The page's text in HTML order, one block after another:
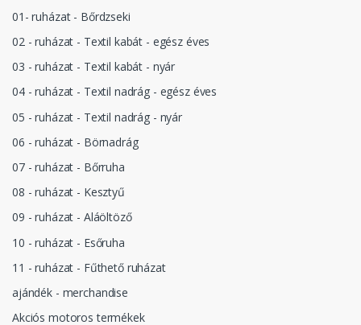
01- ruházat - Bőrdzseki
02 - ruházat - Textil kabát - egész éves
03 - ruházat - Textil kabát - nyár
04 - ruházat - Textil nadrág - egész éves
05 - ruházat - Textil nadrág - nyár
06 - ruházat - Börnadrág
07 - ruházat - Bőrruha
08 - ruházat - Kesztyű
09 - ruházat - Aláöltöző
10 - ruházat - Esőruha
11 - ruházat - Fűthető ruházat
ajándék - merchandise
Akciós motoros termékek